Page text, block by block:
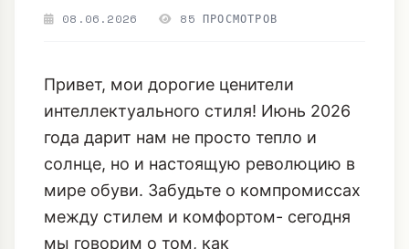
08.06.2026 85 ПРОСМОТРОВ
Привет, мои дорогие ценители
интеллектуального стиля! Июнь 2026
года дарит нам не просто тепло и
солнце, но и настоящую революцию в
мире обуви. Забудьте о компромиссах
между стилем и комфортом- сегодня
мы говорим о том, как